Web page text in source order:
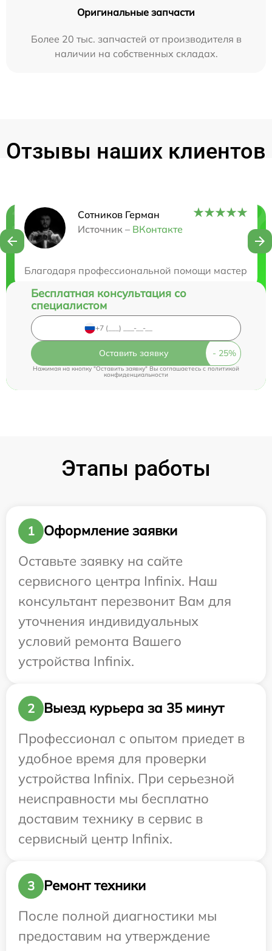
Оригинальные запчасти
Более 20 тыс. запчастей от производителя в
наличии на собственных складах.
Отзывы наших клиентов
Сотников Герман
Источник – ВКонтакте
Благодаря профессиональной помощи
Нужна консультация?
Бесплатная консультация со
специалистом
Оставить заявку
Нажимая на кнопку "Оставить заявку" Вы соглашаетесь cполитикой
конфиденциальности
Этапы работы
1
Оформление заявки
Оставьте заявку на сайте
сервисного центра Infinix. Наш
консультант перезвонит Вам для
уточнения индивидуальных
условий ремонта Вашего
устройства Infinix.
2
Выезд курьера за 35 минут
Профессионал с опытом приедет в
удобное время для проверки
устройства Infinix. При серьезной
неисправности мы бесплатно
доставим технику в сервис в
сервисный центр Infinix.
3
Ремонт техники
После полной диагностики мы
предоставим на утверждение